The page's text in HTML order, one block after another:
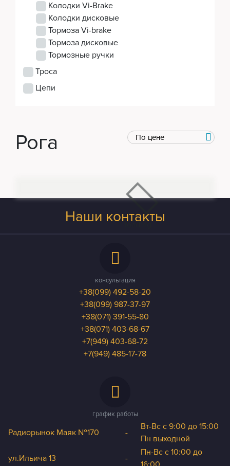
Колодки Vi-Brake
Колодки дисковые
Тормоза Vi-brake
Тормоза дисковые
Тормозные ручки
Троса
Цепи
Рога
Наши контакты
консультация
+38(099) 492-58-20
+38(099) 987-37-97
+38(071) 391-55-80
+38(071) 403-68-67
+7(949) 403-68-72
+7(949) 485-17-78
график работы
Радиорынок Маяк №170 -
Вт-Вс с 9:00 до 15:00
Пн выходной
ул.Ильича 13
-
Пн-Вс с 10:00 до